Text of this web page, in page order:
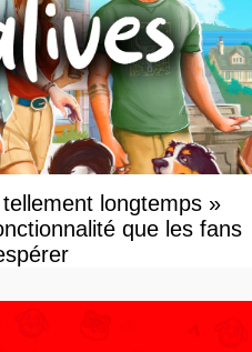
longtemps »
que les fans